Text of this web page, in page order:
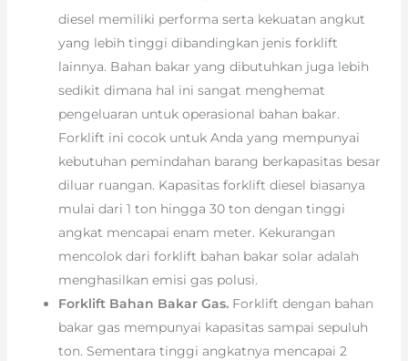
diesel memiliki performa serta kekuatan angkut
yang lebih tinggi dibandingkan jenis forklift
lainnya. Bahan bakar yang dibutuhkan juga lebih
sedikit dimana hal ini sangat menghemat
pengeluaran untuk operasional bahan bakar.
Forklift ini cocok untuk Anda yang mempunyai
kebutuhan pemindahan barang berkapasitas besar
diluar ruangan. Kapasitas forklift diesel biasanya
mulai dari 1 ton hingga 30 ton dengan tinggi
angkat mencapai enam meter. Kekurangan
mencolok dari forklift bahan bakar solar adalah
menghasilkan emisi gas polusi.
Forklift Bahan Bakar Gas. Forklift dengan bahan
bakar gas mempunyai kapasitas sampai sepuluh
ton. Sementara tinggi angkatnya mencapai 2